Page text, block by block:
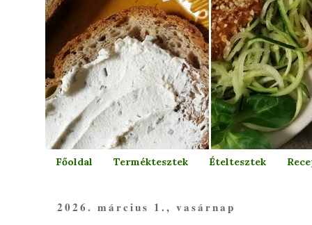
Főoldal Terméktesztek Ételtesztek
2026. március 1., vasárnap